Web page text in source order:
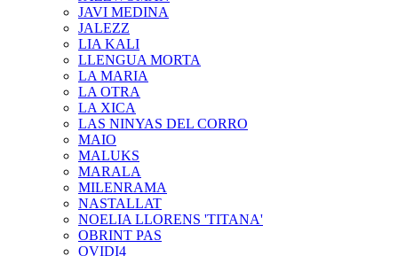
JAVI MEDINA
JALEZZ
LIA KALI
LLENGUA MORTA
LA MARIA
LA OTRA
LA XICA
LAS NINYAS DEL CORRO
MAIO
MALUKS
MARALA
MILENRAMA
NASTALLAT
NOELIA LLORENS 'TITANA'
OBRINT PAS
OVIDI4